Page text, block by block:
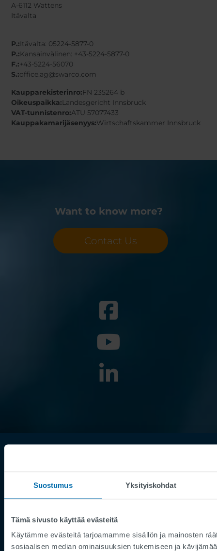
Suostumus Yksityiskohdat
Tämä sivusto käyttää evästeitä
Käytämme evästeitä tarjoamamme sisällön ja mainosten
sosiaalisen median ominaisuuksien tukemiseen ja
A-6112 Wattens
Itävalta
P.:Itävalta: 05224-5877-0
P.:Kansainvälinen: +43-5224-5877-0
F.:+43-5224-56070
S.:office.ag@swarco.com
Kaupparekisterinro:FN 235264 b
Oikeuspaikka:Landesgericht Innsbruck
VAT-tunnistenro:ATU 57077433
Kauppakamarijäsenyys:Wirtschaftskammer Innsbruck
Want to know more?
Contact Us
Käyttöehdot
Julkaisutiedot